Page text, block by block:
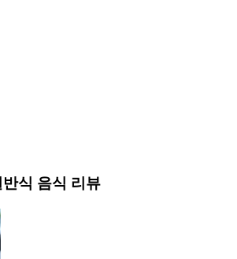
반식 음식 리뷰